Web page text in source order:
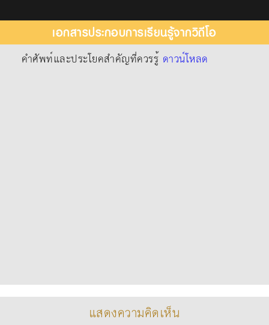
เอกสารประกอบการเรียนรู้จากวิดีโอ
คำศัพท์และประโยคสำคัญที่ควรรู้ ดาวน์โหลด
แสดงความคิดเห็น